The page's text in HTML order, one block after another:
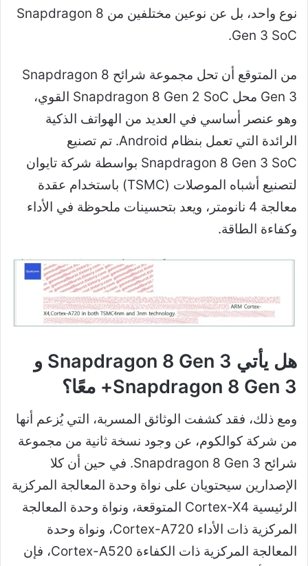
نوع واحد، بل عن نوعين مختلفين من Snapdragon 8
Gen 3 SoC.
من المتوقع أن تحل مجموعة شرائح Snapdragon 8
Gen 3 محل Snapdragon 8 Gen 2 SoC القوي،
وهو عنصر أساسي في العديد من الهواتف الذكية
الرائدة التي تعمل بنظام Android. تم تصنيع
Snapdragon 8 Gen 3 SoC بواسطة شركة تايوان
لتصنيع أشباه الموصلات (TSMC) باستخدام عقدة
معالجة 4 نانومتر، ويعد بتحسينات ملحوظة في الأداء
وكفاءة الطاقة.
هل يأتي Snapdragon 8 Gen 3 و
Snapdragon 8 Gen 3+ معًا؟
ومع ذلك، فقد كشفت الوثائق المسربة، التي يُزعم أنها
من شركة كوالكوم، عن وجود نسخة ثانية من مجموعة
شرائح Snapdragon 8 Gen 3. في حين أن كلا
الإصدارين سيحتويان على نواة وحدة المعالجة المركزية
الرئيسية Cortex-X4 المتوقعة، ونواة وحدة المعالجة
المركزية ذات الأداء Cortex-A720، ونواة وحدة
المعالجة المركزية ذات الكفاءة Cortex-A520، فإن